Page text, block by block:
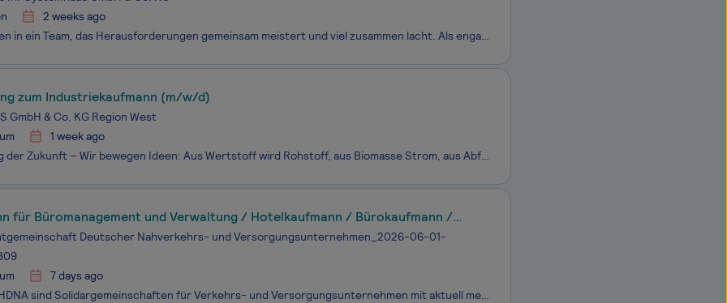
2 weeks ago
Sie kommen in ein Team, das Herausforderungen gemeinsam meistert und viel zusammen lacht. Als engagierter und erfahrender IT-Systemkaufmann (m/w/d) mit einer Leidenschaft für IT-Systeme und Kundenbetreuung übernehmen Sie unsere Managed Kunden (keine Akquise notwendig).
zum Industriekaufmann (m/w/d)
GmbH & Co. KG Region West
1 week ago
Im Auftrag der Zukunft – Wir bewegen Ideen: Aus Wertstoff wird Rohstoff, aus Biomasse Strom, aus Abfall Wärme, aus Wasser Leben. Mehr als 40.000 Menschen arbeiten bei REMONDIS an ganzheitlichen Lösungen, die Fortschritt und Ressourcenschonung in Einklang bringen. Gemeinsam, wieder und wieder, weltwe
für Büromanagement und Verwaltung / Hotelkaufmann / Bürokaufmann /
/ Backoffice (m/w/d)
Deutscher Nahverkehrs- und Versorgungsunternehmen_2026-06-01-
7 days ago
HDN und HDNA sind Solidargemeinschaften für Verkehrs- und Versorgungsunternehmen mit aktuell mehr als 1.200 Mitgliedsunternehmen und arbeiten im Umlageverfahren ohne Gewinnerzielungsabsicht. Als die größte Spezial-Versicherungseinrichtung ihrer Art in Deutschland versichern wir bundesweit rund 75.5